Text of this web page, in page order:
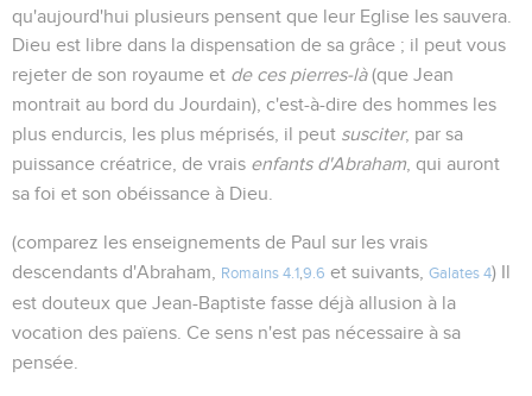
qu'aujourd'hui plusieurs pensent que leur Eglise les sauvera.
Dieu est libre dans la dispensation de sa grâce ; il peut vous
rejeter de son royaume et de ces pierres-là(que Jean
montrait au bord du Jourdain), c'est-à-dire des hommes les
plus endurcis, les plus méprisés, il peut susciter, par sa
puissance créatrice, de vrais enfants d'Abraham , qui auront
sa foi et son obéissance à Dieu.
(comparez les enseignements de Paul sur les vrais
descendants d'Abraham,
Romains 4.1 9.6 et suivants, Galates 4) Il
est douteux que Jean-Baptiste fasse déjà allusion à la
vocation des païens. Ce sens n'est pas nécessaire à sa
pensée.